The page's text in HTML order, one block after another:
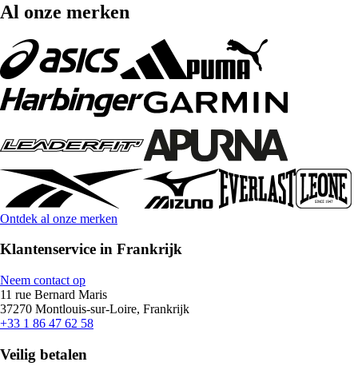
Al onze merken
Ontdek al onze merken
Klantenservice in Frankrijk
Neem contact op
11 rue Bernard Maris
37270 Montlouis-sur-Loire, Frankrijk
+33 1 86 47 62 58
Veilig betalen